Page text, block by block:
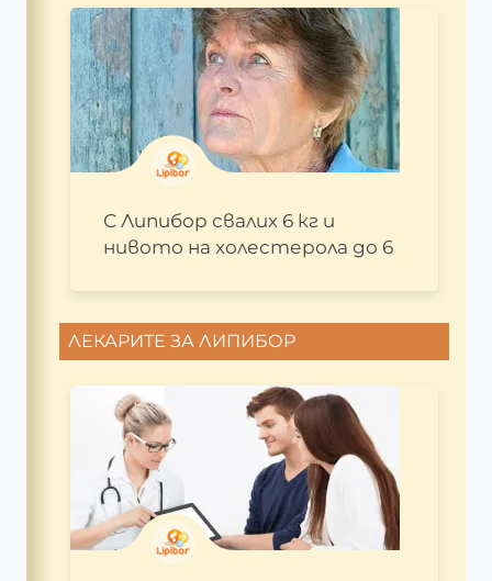
С Липибор свалих 6 кг и
нивото на холестерола до 6
ЛЕКАРИТЕ ЗА ЛИПИБОР